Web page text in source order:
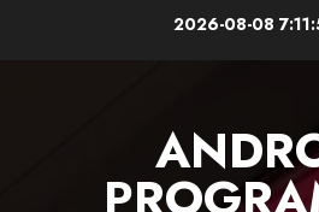
2026-08-08